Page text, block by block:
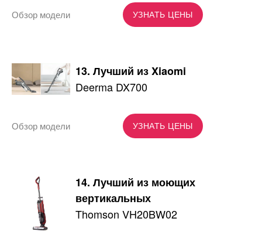
УЗНАТЬ ЦЕНЫ
Обзор модели
13. Лучший из Xiaomi
Deerma DX700
УЗНАТЬ ЦЕНЫ
Обзор модели
14. Лучший из моющих
вертикальных
Thomson VH20BW02